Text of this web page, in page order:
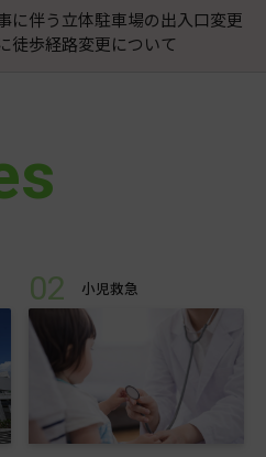
に伴う立体駐車場の出入口変更
徒歩経路変更について
02 小児救急